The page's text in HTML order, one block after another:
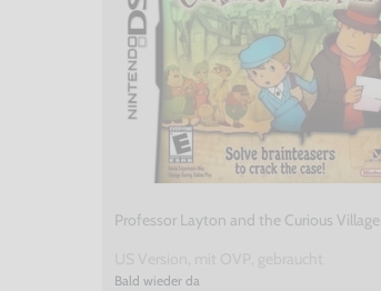
Professor Layton and the Curious Village
Bald wieder da